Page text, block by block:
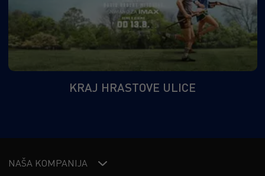
KRAJ HRASTOVE ULICE
NAŠA KOMPANIJA